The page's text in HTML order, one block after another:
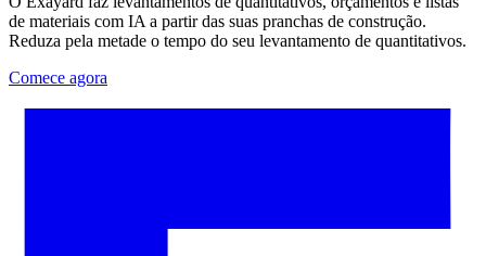
de materiais com IA a partir das suas pranchas de construção.
Reduza pela metade o tempo do seu levantamento de quantitativos.
Comece agora